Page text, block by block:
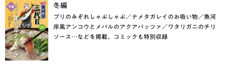
冬編
ブリのみぞれしゃぶしゃぶ／ナメタガレイのお吸い物／魚河
岸風アンコウとメバルのアクアパッツァ／ワタリガニのチリ
ソース…などを掲載、コミックも特別収録